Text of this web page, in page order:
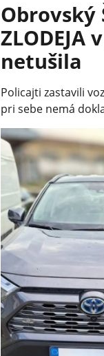
Obrovský
ZLODEJA
netušila
Policajti zastavili
pri sebe nemá